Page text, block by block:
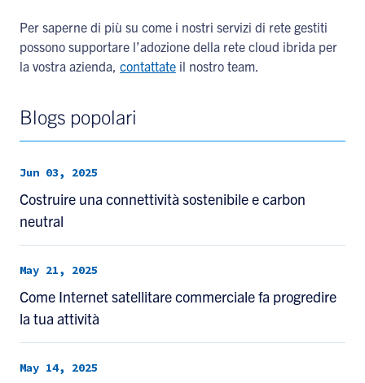
Per saperne di più su come i nostri servizi di rete gestiti
possono supportare l’adozione della rete cloud ibrida per
la vostra azienda, contattate il nostro team.
Blogs popolari
Jun 03, 2025
Costruire una connettività sostenibile e carbon
neutral
May 21, 2025
Come Internet satellitare commerciale fa progredire
la tua attività
May 14, 2025